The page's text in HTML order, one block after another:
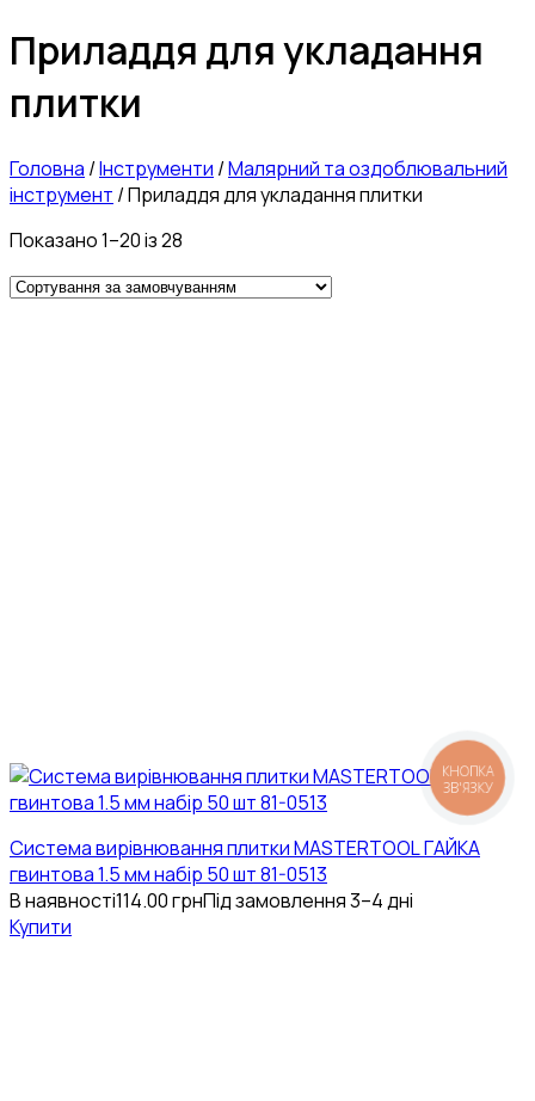
Приладдя для укладання
плитки
Головна /Інструменти /Малярний та оздоблювальний
інструмент /Приладдя для укладання плитки
Показано 1–20 із 28
Система вирівнювання плитки MASTERTOOL ГАЙКА
гвинтова 1.5 мм набір 50 шт 81-0513
В наявності114.00грнПід замовлення 3–4 дні
Купити
КНОПКА
ЗВ'ЯЗКУ